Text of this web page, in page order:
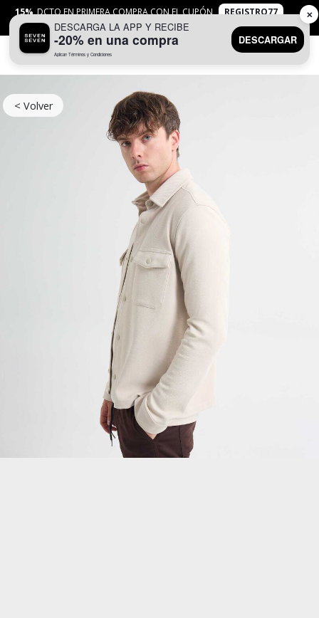
15% DCTO EN PRIMERA COMPRA CON EL CUPÓN
REGISTRO77
APLICANTYC
< Volver
DESCARGA LA APP Y RECIBE
-20% en una compra
Aplican Términos y Condiciones
DESCARGAR
✕